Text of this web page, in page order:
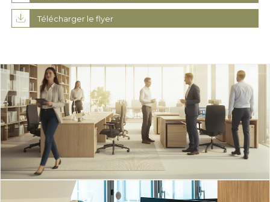
Télécharger le flyer